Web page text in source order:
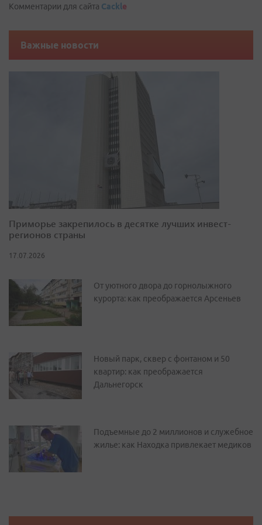
Комментарии для сайта Cackle
Важные новости
Приморье закрепилось в десятке лучших инвест-
регионов страны
17.07.2026
От уютного двора до горнолыжного
курорта: как преображается Арсеньев
Новый парк, сквер с фонтаном и 50
квартир: как преображается
Дальнегорск
Подъемные до 2 миллионов и служебное
жилье: как Находка привлекает медиков